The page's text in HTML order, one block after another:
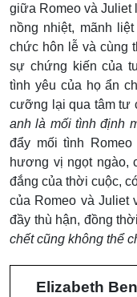
giữa Romeo và Juliet
nồng nhiệt, mãnh
chức hôn lễ và cùng
sự chứng kiến của
tình yêu của họ ẩn
cưỡng lại qua tâm tư
anh là mối tình định
đẩy mối tình
hương vị ngọt ngào,
đắng của thời cuộc,
của Romeo và Juliet
đầy thù hận, đồng
chết cũng không thể
Elizabeth